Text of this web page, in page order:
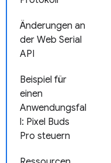
Änderungen an
der Web Serial
API
Beispiel für
einen
Anwendungsfal
l: Pixel Buds
Pro steuern